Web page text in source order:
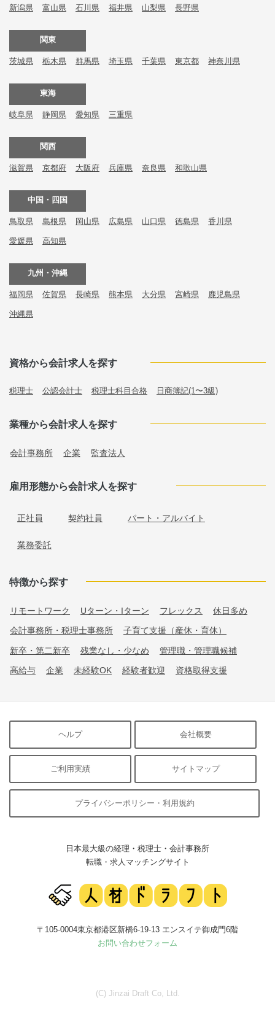
新潟県 富山県 石川県 福井県 山梨県 長野県
関東
茨城県 栃木県 群馬県 埼玉県 千葉県 東京都 神奈川県
東海
岐阜県 静岡県 愛知県 三重県
関西
滋賀県 京都府 大阪府 兵庫県 奈良県 和歌山県
中国・四国
鳥取県 島根県 岡山県 広島県 山口県 徳島県 香川県
愛媛県 高知県
九州・沖縄
福岡県 佐賀県 長崎県 熊本県 大分県 宮崎県 鹿児島県
沖縄県
資格から会計求人を探す
税理士 公認会計士 税理士科目合格 日商簿記(1〜3級)
業種から会計求人を探す
会計事務所 企業 監査法人
雇用形態から会計求人を探す
正社員 契約社員 パート・アルバイト
業務委託
特徴から探す
リモートワーク Uターン・Iターン フレックス 休日多め
会計事務所・税理士事務所 子育て支援（産休・育休）
新卒・第二新卒 残業なし・少なめ 管理職・管理職候補
高給与 企業 未経験OK 経験者歓迎 資格取得支援
ヘルプ 会社概要
ご利用実績 サイトマップ
プライバシーポリシー・利用規約
日本最大級の経理・税理士・会計事務所
転職・求人マッチングサイト
〒105-0004東京都港区新橋6-19-13 エンスイテ御成門6階
お問い合わせフォーム
(C) Jinzai Draft Co, Ltd.